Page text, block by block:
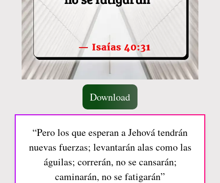
Download
“Pero los que esperan a Jehová tendrán
nuevas fuerzas; levantarán alas como las
águilas; correrán, no se cansarán;
caminarán, no se fatigarán”